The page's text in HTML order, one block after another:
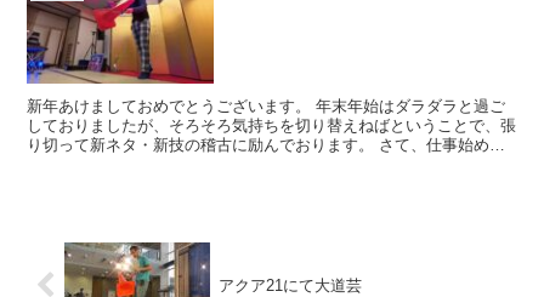
新年あけましておめでとうございます。 年末年始はダラダラと過ご
しておりましたが、そろそろ気持ちを切り替えねばということで、張
り切って新ネタ・新技の稽古に励んでおります。 さて、仕事始めは
アクア21にて大道芸